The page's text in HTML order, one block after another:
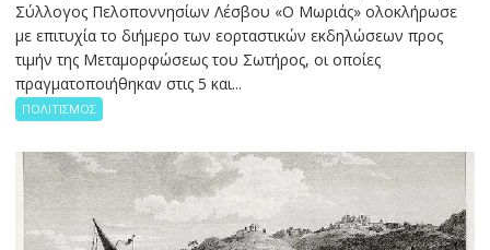
Σύλλογος Πελοποννησίων Λέσβου «Ο Μωριάς» ολοκλήρωσε
με επιτυχία το διήμερο των εορταστικών εκδηλώσεων προς
τιμήν της Μεταμορφώσεως του Σωτήρος, οι οποίες
πραγματοποιήθηκαν στις 5 και...
ΠΟΛΙΤΙΣΜΟΣ